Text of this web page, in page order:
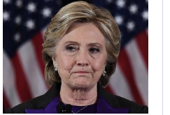
გადახედვა